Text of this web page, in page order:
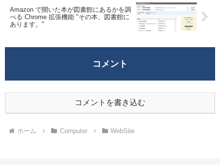
Amazon で開いた本が図書館にあるかを調
べる Chrome 拡張機能 "その本、図書館に
あります。"
コメント
コメントを書き込む
ホーム Computer WebSite